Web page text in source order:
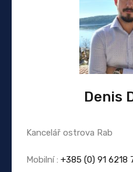
Denis
Kancelář ostrova Rab
Mobilní : +385 (0) 91 6218